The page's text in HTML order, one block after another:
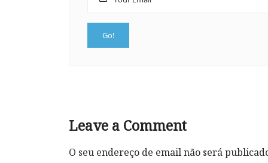
Leave a Comment
O seu endereço de email não será